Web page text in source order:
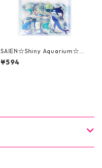
SAIEN☆Shiny Aquarium☆Dy
namic Ocean☆クリアフレー
クシール☆Y-0043☆ホログ
¥594